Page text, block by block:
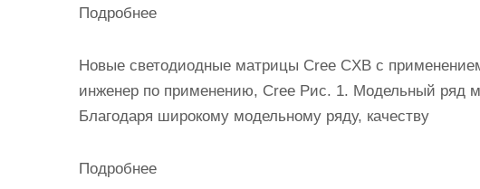
Подробнее
Новые cветодиодные матрицы Cree CXB с
инженер по применению, Cree Рис. 1. Модельный ряд
Благодаря широкому модельному ряду, качеству
Подробнее